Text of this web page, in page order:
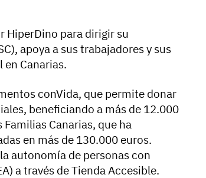
HiperDino para dirigir su
apoya a sus trabajadores y sus
Canarias.
conVida, que permite donar
beneficiando a más de 12.000
Canarias, que ha
en más de 130.000 euros.
autonomía de personas con
a través de Tienda Accesible.